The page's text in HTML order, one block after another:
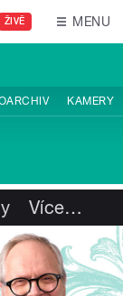
ŽIVĚ MENU
KAMERY
Více…